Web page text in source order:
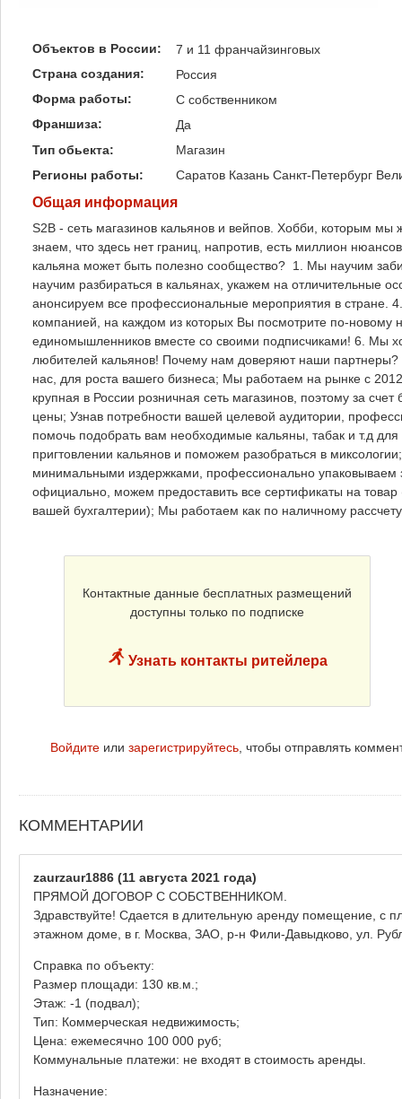
Объектов в России:
7 и 11 франчайзинговых
Страна создания:
Россия
Форма работы:
C собственником
Франшиза:
Да
Тип обьекта:
Магазин
Регионы работы:
Саратов Казань Санкт-Петербург
Общая информация
S2B - сеть магазинов кальянов и вейпов. Хобби, которым
знаем, что здесь нет границ, напротив, есть миллион
кальяна может быть полезно сообщество? 1. Мы научим
научим разбираться в кальянах, укажем на отличительные
анонсируем все профессиональные мероприятия в стране.
компанией, на каждом из которых Вы посмотрите по-
единомышленников вместе со своими подписчиками! 6. Мы
любителей кальянов! Почему нам доверяют наши
нас, для роста вашего бизнеса; Мы работаем на рынке с
крупная в России розничная сеть магазинов, поэтому за
цены; Узнав потребности вашей целевой аудитории,
помочь подобрать вам необходимые кальяны, табак и т.д
пригтовлении кальянов и поможем разобраться в
минимальными издержками, профессионально
официально, можем предоставить все сертификаты на
вашей бухгалтерии); Мы работаем как по наличному
Контактные данные бесплатных размещений
доступны только по подписке
Узнать контакты ритейлера
Войдите или зарегистрируйтесь, чтобы отправлять
КОММЕНТАРИИ
zaurzaur1886 (11 августа 2021 года)
ПРЯМОЙ ДОГОВОР С СОБСТВЕННИКОМ.
Здравствуйте! Сдается в длительную аренду помещение, с
этажном доме, в г. Москва, ЗАО, р-н Фили-Давыдково, ул.
Справка по объекту:
Размер площади: 130 кв.м.;
Этаж: -1 (подвал);
Тип: Коммерческая недвижимость;
Цена: ежемесячно 100 000 руб;
Коммунальные платежи: не входят в стоимость аренды.
Назначение: